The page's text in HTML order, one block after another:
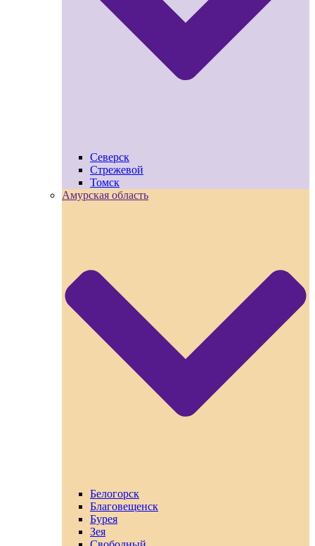
Северск
Стрежевой
Томск
Амурская область
Белогорск
Благовещенск
Бурея
Зея